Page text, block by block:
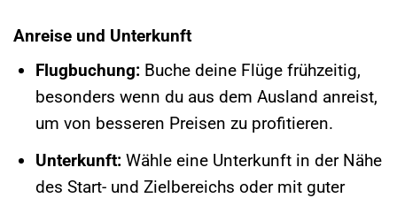
Anreise und Unterkunft
Flugbuchung:Buche deine Flüge frühzeitig,
besonders wenn du aus dem Ausland anreist,
um von besseren Preisen zu profitieren.
Unterkunft:Wähle eine Unterkunft in der Nähe
des Start- und Zielbereichs oder mit guter